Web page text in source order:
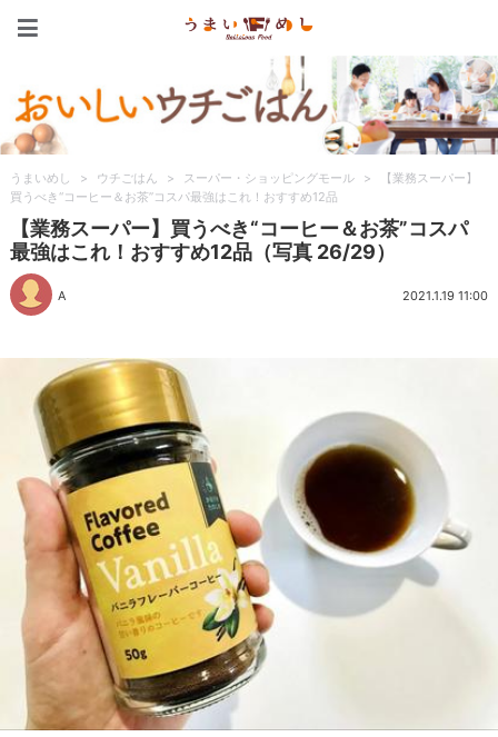
うまいめし > ウチごはん > スーパー・ショッピングモール >
【業務スーパー】
買うべき“コーヒー＆お茶”コスパ最強はこれ！おすすめ12品
【業務スーパー】買うべき“コーヒー＆お茶”コスパ
最強はこれ！おすすめ12品（写真 26/29）
A 2021.1.19 11:00